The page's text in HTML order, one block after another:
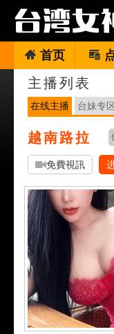
首页
主播列表
在线主播 台妹专
越南路拉
免費視訊